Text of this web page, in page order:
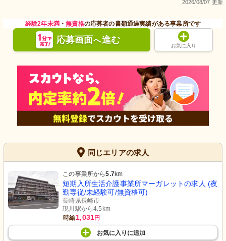
2026/08/07 更新
経験2年未満・無資格の応募者の書類通過実績がある事業所です
応募画面へ進む
お気に入り
同じエリアの求人
この事業所から5.7km
短期入所生活介護事業所マーガレットの求人 (夜
勤専従/未経験可/無資格可)
長崎県長崎市
現川駅から4.5km
時給1,031円
お気に入り に追加